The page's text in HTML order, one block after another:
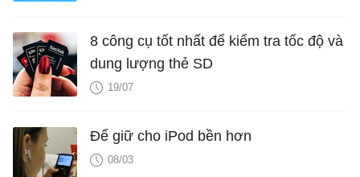
8 công cụ tốt nhất để kiểm tra tốc độ và
dung lượng thẻ SD
19/07
Để giữ cho iPod bền hơn
08/03